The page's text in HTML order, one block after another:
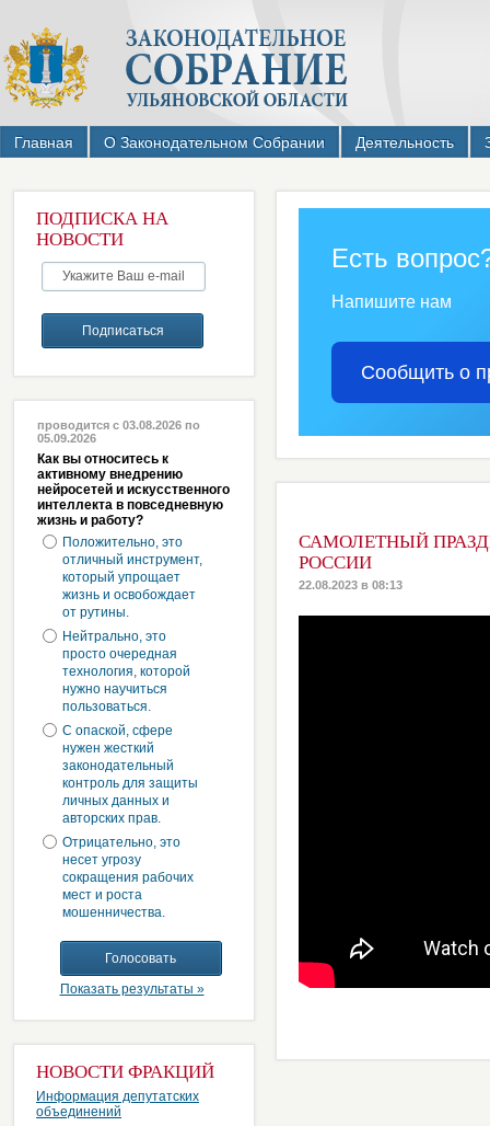
Главная О Законодательном Собрании Деятельность
ПОДПИСКА НА
НОВОСТИ
проводится с 03.08.2026 по
05.09.2026
Как вы относитесь к
активному внедрению
нейросетей и искусственного
интеллекта в повседневную
жизнь и работу?
Положительно, это
отличный инструмент,
который упрощает
жизнь и освобождает
от рутины.
Нейтрально, это
просто очередная
технология, которой
нужно научиться
пользоваться.
С опаской, сфере
нужен жесткий
законодательный
контроль для защиты
личных данных и
авторских прав.
Отрицательно, это
несет угрозу
сокращения рабочих
мест и роста
мошенничества.
Показать результаты »
НОВОСТИ ФРАКЦИЙ
Информация депутатских
объединений
Есть
Напишите нам
Сообщить о
САМОЛЕТНЫЙ
РОССИИ
22.08.2023 в 08:13